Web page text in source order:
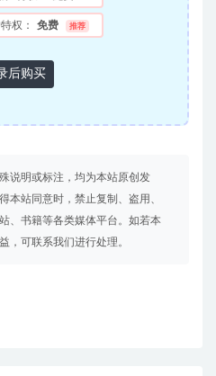
权： 免费 推荐
后购买
说明或标注，均为本站原创发
本站同意时，禁止复制、盗用、
、书籍等各类媒体平台。如若本
，可联系我们进行处理。